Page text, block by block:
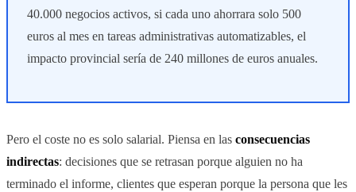
40.000 negocios activos, si cada uno ahorrara solo 500
euros al mes en tareas administrativas automatizables, el
impacto provincial sería de 240 millones de euros anuales.
Pero el coste no es solo salarial. Piensa en las consecuencias
indirectas: decisiones que se retrasan porque alguien no ha
terminado el informe, clientes que esperan porque la persona que les